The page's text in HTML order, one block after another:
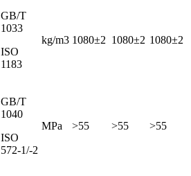
GB/T
1033
ISO
1183
kg/m3 1080±2 1080±2 1080±2
GB/T
1040
ISO
572-1/-2
MPa >55 >55 >55